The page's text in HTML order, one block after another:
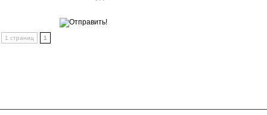
1 страниц 1